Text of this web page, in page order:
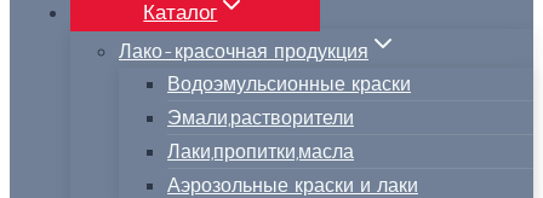
Каталог
Лако-красочная продукция
Водоэмульсионные краски
Эмали,растворители
Лаки,пропитки,масла
Аэрозольные краски и лаки